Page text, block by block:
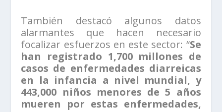
También destacó algunos datos
alarmantes que hacen necesario
focalizar esfuerzos en este sector: “Se
han registrado 1,700 millones de
casos de enfermedades diarreicas
en la infancia a nivel mundial, y
443,000 niños menores de 5 años
mueren por estas enfermedades,